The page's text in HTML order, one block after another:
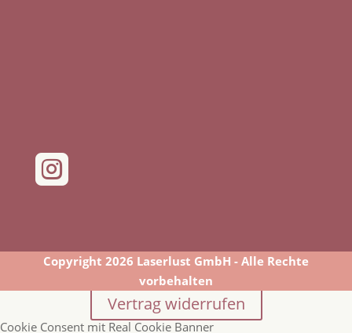

Copyright 2026 Laserlust GmbH - Alle Rechte
vorbehalten
Vertrag widerrufen
Cookie Consent mit Real Cookie Banner